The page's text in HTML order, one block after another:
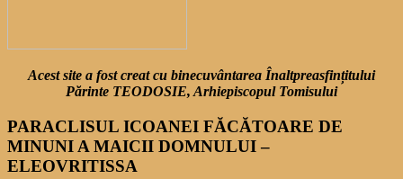
Acest site a fost creat cu binecuvântarea Înaltpreasfințitului
Părinte TEODOSIE, Arhiepiscopul Tomisului
PARACLISUL ICOANEI FĂCĂTOARE DE
MINUNI A MAICII DOMNULUI –
ELEOVRITISSA